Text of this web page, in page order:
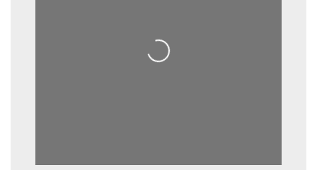
Loading...